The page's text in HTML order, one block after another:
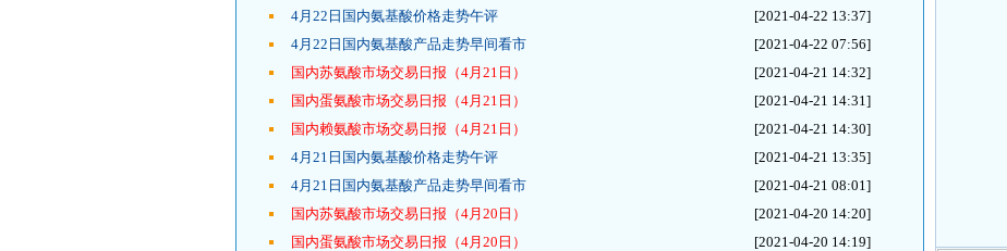
4月22日国内氨基酸价格走势午评
[2021-04-22 13:37]
4月22日国内氨基酸产品走势早间看市
[2021-04-22 07:56]
国内苏氨酸市场交易日报（4月21日）
[2021-04-21 14:32]
国内蛋氨酸市场交易日报（4月21日）
[2021-04-21 14:31]
国内赖氨酸市场交易日报（4月21日）
[2021-04-21 14:30]
4月21日国内氨基酸价格走势午评
[2021-04-21 13:35]
4月21日国内氨基酸产品走势早间看市
[2021-04-21 08:01]
国内苏氨酸市场交易日报（4月20日）
[2021-04-20 14:20]
国内蛋氨酸市场交易日报（4月20日）
[2021-04-20 14:19]